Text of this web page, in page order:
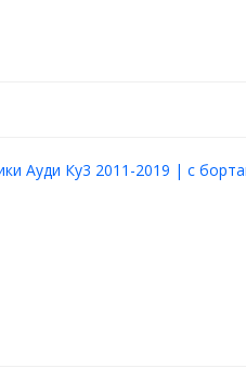
Ауди Ку3 2011-2019 | с